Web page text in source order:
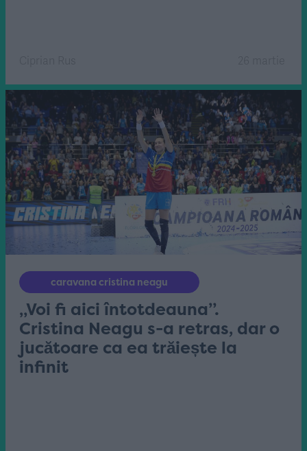
caravana cristina neagu
„Voi fi aici întotdeauna”.
Cristina Neagu s-a retras, dar o
jucătoare ca ea trăiește la
infinit